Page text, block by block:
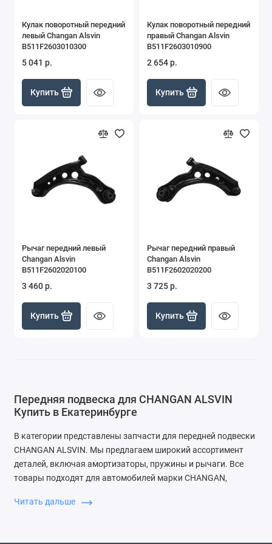
Кулак поворотный передний
левый Changan Alsvin
B511F2603010300
5 041 р.
Купить
Кулак поворотный передний
правый Changan Alsvin
B511F2603010900
2 654 р.
Купить
Рычаг передний левый
Changan Alsvin
B511F2602020100
3 460 р.
Купить
Рычаг передний правый
Changan Alsvin
B511F2602020200
3 725 р.
Купить
Передняя подвеска для CHANGAN ALSVIN
Купить в Екатеринбурге
В категории представлены запчасти для передней подвески
CHANGAN ALSVIN. Мы предлагаем широкий ассортимент
деталей, включая амортизаторы, пружины и рычаги. Все
товары подходят для автомобилей марки CHANGAN,
Читать дальше